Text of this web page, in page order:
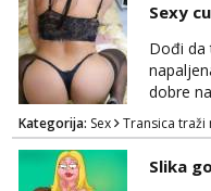
kasnije
Zagreb
Sexy
Dođi da
dobre
frajere
Pozivi i
Pojebi
Kategorija: Sex Transica traži
Slika